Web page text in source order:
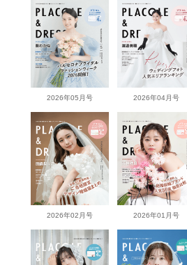
2026年05月号 2026年04月号
2026年02月号 2026年01月号